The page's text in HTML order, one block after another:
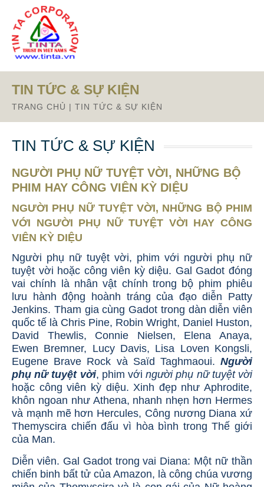
TIN TỨC & SỰ KIỆN
TRANG CHỦ | TIN TỨC & SỰ KIỆN
TIN TỨC & SỰ KIỆN
NGƯỜI PHỤ NỮ TUYỆT VỜI, NHỮNG BỘ
PHIM HAY CÔNG VIÊN KỲ DIỆU
NGƯỜI PHỤ NỮ TUYỆT VỜI, NHỮNG BỘ PHIM
VỚI NGƯỜI PHỤ NỮ TUYỆT VỜI HAY CÔNG
VIÊN KỲ DIỆU
Người phụ nữ tuyệt vời, phim với người phụ nữ
tuyệt vời hoặc công viên kỳ diệu. Gal Gadot đóng
vai chính là nhân vật chính trong bộ phim phiêu
lưu hành động hoành tráng của đạo diễn Patty
Jenkins. Tham gia cùng Gadot trong dàn diễn viên
quốc tế là Chris Pine, Robin Wright, Daniel Huston,
David Thewlis, Connie Nielsen, Elena Anaya,
Ewen Bremner, Lucy Davis, Lisa Loven Kongsli,
Eugene Brave Rock và Saïd Taghmaoui. Người
phụ nữ tuyệt vời, phim vớingười phụ nữ tuyệt vời
hoặc công viên kỳ diệu. Xinh đẹp như Aphrodite,
khôn ngoan như Athena, nhanh nhẹn hơn Hermes
và mạnh mẽ hơn Hercules, Công nương Diana xứ
Themyscira chiến đấu vì hòa bình trong Thế giới
của Man.
Diễn viên. Gal Gadot trong vai Diana: Một nữ thần
chiến binh bất tử của Amazon, là công chúa vương